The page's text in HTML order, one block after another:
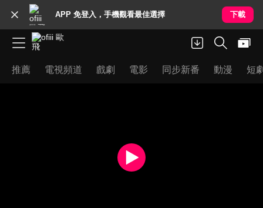
APP 免登入，手機觀看最佳選擇 下載
推薦 電視頻道 戲劇 電影 同步新番 動漫 短